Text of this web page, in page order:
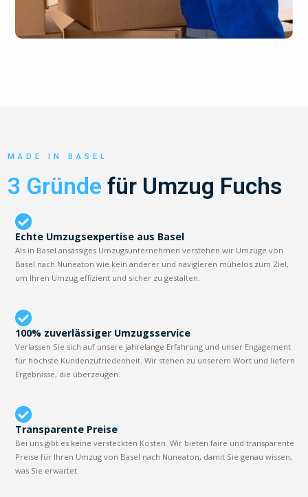
MADE IN BASEL
3 Gründe für Umzug Fuchs
Echte Umzugsexpertise aus Basel
Als in Basel ansässiges Umzugsunternehmen verstehen wir Umzüge von
Basel nach Nuneaton wie kein anderer und navigieren mühelos zum Ziel,
um Ihren Umzug effizient und sicher zu gestalten.
100% zuverlässiger Umzugsservice
Verlassen Sie sich auf unsere jahrelange Erfahrung und unser Engagement
für höchste Kundenzufriedenheit. Wir stehen zu unserem Wort und liefern
Ergebnisse, die überzeugen.
Transparente Preise
Bei uns gibt es keine versteckten Kosten. Wir bieten faire und transparente
Preise für Ihren Umzug von Basel nach Nuneaton, damit Sie genau wissen,
was Sie erwartet.